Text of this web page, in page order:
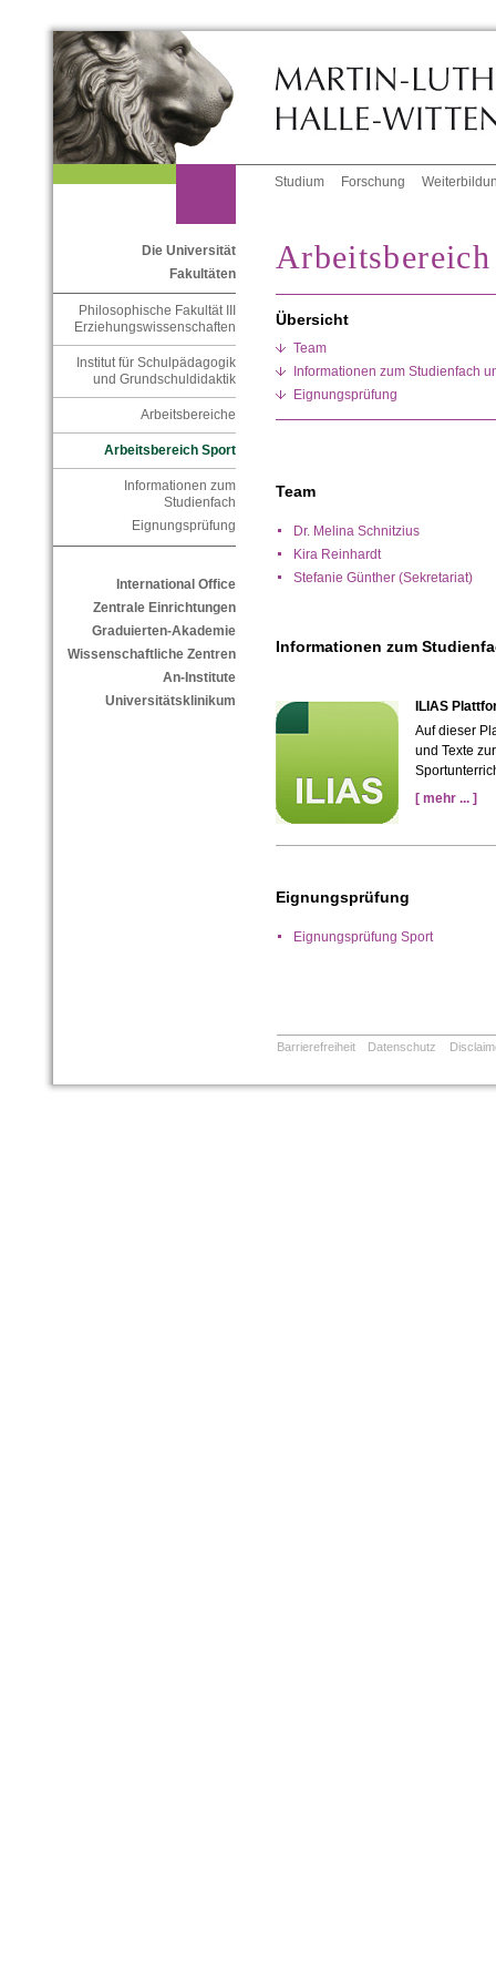
Studium Forschung
Die Universität
Fakultäten
Philosophische Fakultät III
Erziehungswissenschaften
Institut für Schulpädagogik
und Grundschuldidaktik
Arbeitsbereiche
Arbeitsbereich Sport
Informationen zum
Studienfach
Eignungsprüfung
International Office
Zentrale Einrichtungen
Graduierten-Akademie
Wissenschaftliche Zentren
An-Institute
Universitätsklinikum
Übersicht
Team
Informationen zum Studienfach
Eignungsprüfung
Team
Dr. Melina Schnitzius
Kira Reinhardt
Stefanie Günther (Sekretariat)
Informationen zum
ILIAS
Auf dieser
und Texte
[ mehr ... ]
Eignungsprüfung
Eignungsprüfung Sport
Barrierefreiheit Datenschutz